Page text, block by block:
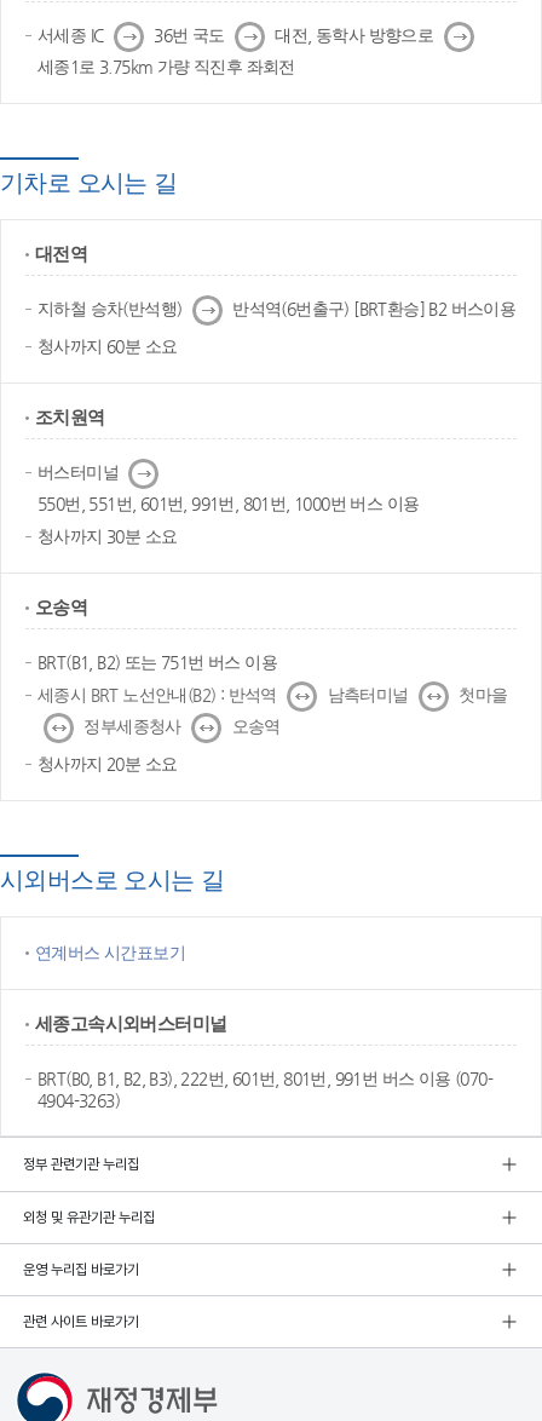
서세종 IC 다
음
36번 국도 다
음
대전, 동학사 방향으로 다
음
세종1로 3.75km 가량 직진후 좌회전
기차로 오시는 길
대전역
지하철 승차(반석행) 다
음
반석역(6번출구) [BRT환승] B2 버스이용
청사까지 60분 소요
조치원역
버스터미널 다
음
550번, 551번, 601번, 991번, 801번, 1000번 버스 이용
청사까지 30분 소요
오송역
BRT(B1, B2) 또는 751번 버스 이용
세종시 BRT 노선안내(B2) : 반석역
↔ 남측터미널 ↔
첫마을
↔
정부세종청사 ↔
오송역
청사까지 20분 소요
시외버스로 오시는 길
연계버스 시간표보기
세종고속시외버스터미널
BRT(B0, B1, B2, B3), 222번, 601번, 801번, 991번 버스 이용 (070-
4904-3263)
정부 관련기관 누리집
외청 및 유관기관 누리집
운영 누리집 바로가기
관련 사이트 바로가기